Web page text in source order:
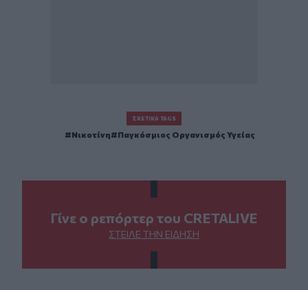
ΣΧΕΤΙΚΆ TAGS
Νικοτίνη Παγκόσμιος Οργανισμός Υγείας
Γίνε ο ρεπόρτερ του CRETALIVE
ΣΤΕΊΛΕ ΤΗΝ ΕΊΔΗΣΗ